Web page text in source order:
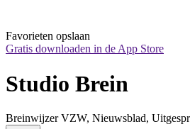
Favorieten opslaan
Gratis downloaden in de App Store
Studio Brein
Breinwijzer VZW, Nieuwsblad,